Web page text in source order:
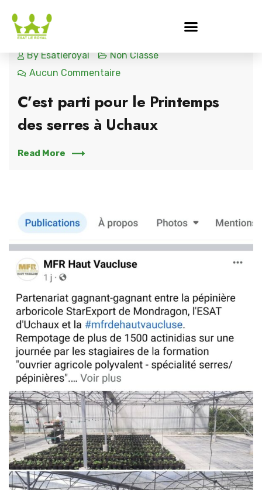
ByEsatleroyal
Non Classé
Aucun Commentaire
C’est parti pour le Printemps
des serres à Uchaux
Read More